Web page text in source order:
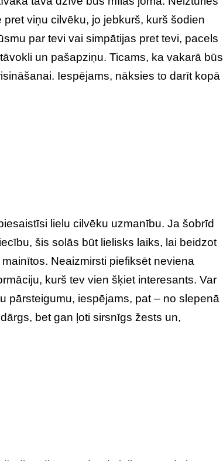
pret viņu cilvēku, jo jebkurš, kurš šodien
par tevi vai simpātijas pret tevi, pacels
un pašapziņu. Ticams, ka vakarā būs
Iespējams, nāksies to darīt kopā
lielu cilvēku uzmanību. Ja šobrīd
šis solās būt lielisks laiks, lai beidzot
Neaizmirsti piefiksēt neviena
kurš tev vien šķiet interesants. Var
pārsteigumu, iespējams, pat – no slepenā
bet gan ļoti sirsnīgs žests un,